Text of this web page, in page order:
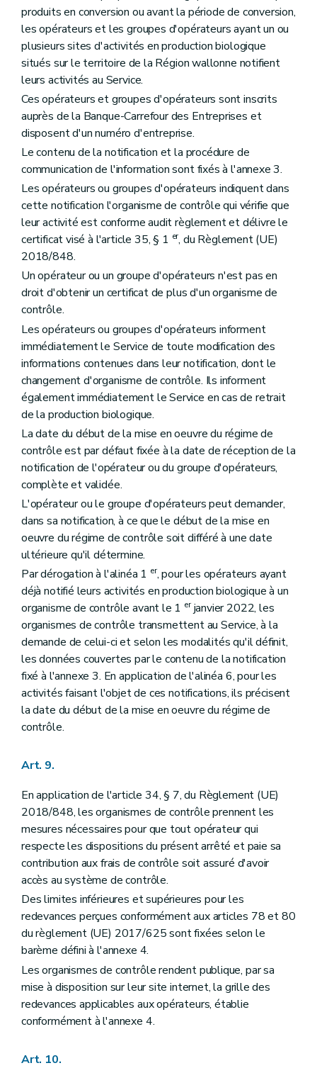
produits en conversion ou avant la période de conversion,
les opérateurs et les groupes d'opérateurs ayant un ou
plusieurs sites d'activités en production biologique
situés sur le territoire de la Région wallonne notifient
leurs activités au Service.
Ces opérateurs et groupes d'opérateurs sont inscrits
auprès de la Banque-Carrefour des Entreprises et
disposent d'un numéro d'entreprise.
Le contenu de la notification et la procédure de
communication de l'information sont fixés à l'annexe 3.
Les opérateurs ou groupes d'opérateurs indiquent dans
cette notification l'organisme de contrôle qui vérifie que
leur activité est conforme audit règlement et délivre le
certificat visé à l'article 35, § 1 er, du Règlement (UE)
2018/848.
Un opérateur ou un groupe d'opérateurs n'est pas en
droit d'obtenir un certificat de plus d'un organisme de
contrôle.
Les opérateurs ou groupes d'opérateurs informent
immédiatement le Service de toute modification des
informations contenues dans leur notification, dont le
changement d'organisme de contrôle. Ils informent
également immédiatement le Service en cas de retrait
de la production biologique.
La date du début de la mise en oeuvre du régime de
contrôle est par défaut fixée à la date de réception de la
notification de l'opérateur ou du groupe d'opérateurs,
complète et validée.
L'opérateur ou le groupe d'opérateurs peut demander,
dans sa notification, à ce que le début de la mise en
oeuvre du régime de contrôle soit différé à une date
ultérieure qu'il détermine.
Par dérogation à l'alinéa 1 er, pour les opérateurs ayant
déjà notifié leurs activités en production biologique à un
organisme de contrôle avant le 1 erjanvier 2022, les
organismes de contrôle transmettent au Service, à la
demande de celui-ci et selon les modalités qu'il définit,
les données couvertes par le contenu de la notification
fixé à l'annexe 3. En application de l'alinéa 6, pour les
activités faisant l'objet de ces notifications, ils précisent
la date du début de la mise en oeuvre du régime de
contrôle.
Art. 9.
En application de l'article 34, § 7, du Règlement (UE)
2018/848, les organismes de contrôle prennent les
mesures nécessaires pour que tout opérateur qui
respecte les dispositions du présent arrêté et paie sa
contribution aux frais de contrôle soit assuré d'avoir
accès au système de contrôle.
Des limites inférieures et supérieures pour les
redevances perçues conformément aux articles 78 et 80
du règlement (UE) 2017/625 sont fixées selon le
barème défini à l'annexe 4.
Les organismes de contrôle rendent publique, par sa
mise à disposition sur leur site internet, la grille des
redevances applicables aux opérateurs, établie
conformément à l'annexe 4.
Art. 10.